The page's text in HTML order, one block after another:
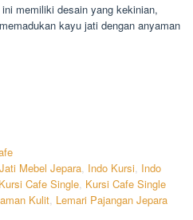
memiliki desain yang kekinian,
kayu jati dengan anyaman
Mebel Jepara Indo Kursi Indo
Kursi Cafe Single Kursi Cafe Single
Kulit Lemari Pajangan Jepara